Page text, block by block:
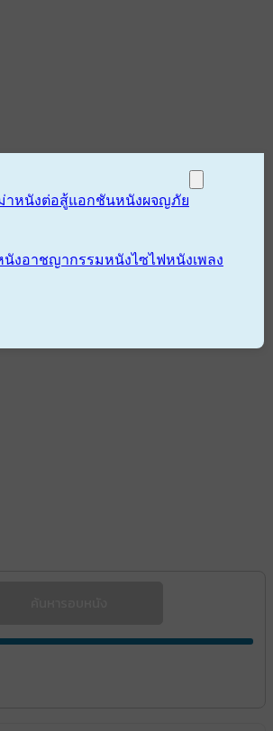
าหนังต่อสู้แอกชันหนังผจญภัย
นังอาชญากรรมหนังไซไฟหนังเพลง